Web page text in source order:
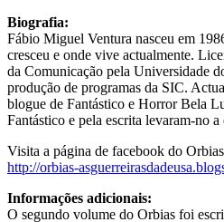
Biografia:
Fábio Miguel Ventura nasceu em
cresceu e onde vive actualmente.
da Comunicação pela Universidade
produção de programas da SIC.
blogue de Fantástico e Horror Bela
Fantástico e pela escrita levaram-no a
Visita a página de facebook do
http://orbias-
Informações adicionais:
O segundo volume do Orbias foi